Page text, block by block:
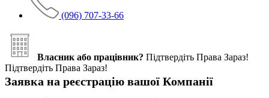
(096) 707-33-66
Власник або працівник? Підтвердіть Права Зараз!
Підтвердіть Права Зараз!
Заявка на реєстрацію вашої Компанії